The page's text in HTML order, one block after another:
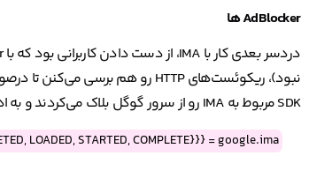
AdBlocker ها
SDK مربوط به IMA رو از سرور گوگل بلاک می‌کردند و به ادامه‌ی روند تبلیغات و دریافت VAST نمی‌رسیدیم.